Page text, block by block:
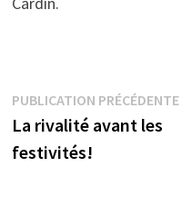
Navigation
de
PUBLICATION PRÉCÉDENTE
La rivalité avant les
festivités!